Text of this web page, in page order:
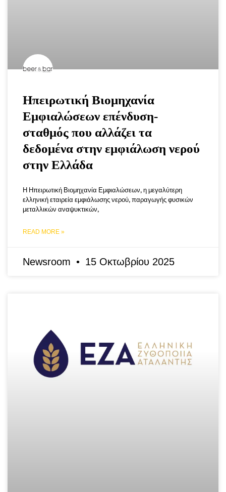
Ηπειρωτική Βιομηχανία
Εμφιαλώσεων επένδυση-
σταθμός που αλλάζει τα
δεδομένα στην εμφιάλωση νερού
στην Ελλάδα
Η Ηπειρωτική Βιομηχανία Εμφιαλώσεων, η μεγαλύτερη
ελληνική εταιρεία εμφιάλωσης νερού, παραγωγής φυσικών
μεταλλικών αναψυκτικών,
READ MORE »
Newsroom 15 Οκτωβρίου 2025